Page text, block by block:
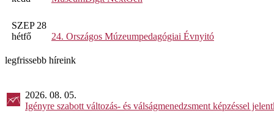
SZEP 28
hétfő
24. Országos Múzeumpedagógiai Évnyitó
legfrissebb híreink
2026. 08. 05.
Igényre szabott változás- és válságmenedzsment képzéssel